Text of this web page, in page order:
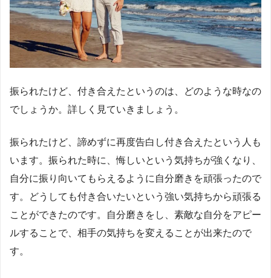
振られたけど、付き合えたというのは、どのような時なの
でしょうか。詳しく見ていきましょう。
振られたけど、諦めずに再度告白し付き合えたという人も
います。振られた時に、悔しいという気持ちが強くなり、
自分に振り向いてもらえるように自分磨きを頑張ったので
す。どうしても付き合いたいという強い気持ちから頑張る
ことができたのです。自分磨きをし、素敵な自分をアピー
ルすることで、相手の気持ちを変えることが出来たので
す。